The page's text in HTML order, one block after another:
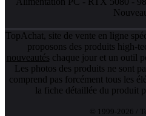
TopAchat, site de vente en ligne
proposons des produits high-
nouveautés chaque jour et un outil
Les photos des produits ne sont
comprend pas forcément tous les
la fiche détaillée du produit
© 1999-2026 /